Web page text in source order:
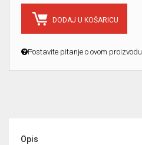
DODAJ U KOŠARICU
Postavite pitanje o ovom proizvodu
Opis